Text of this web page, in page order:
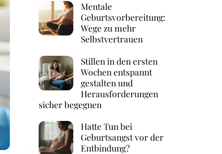
Mentale
Geburtsvorbereitung:
Wege zu mehr
Selbstvertrauen
Stillen in den ersten
Wochen entspannt
gestalten und
Herausforderungen
sicher begegnen
Hatte Tun bei
Geburtsangst vor der
Entbindung?